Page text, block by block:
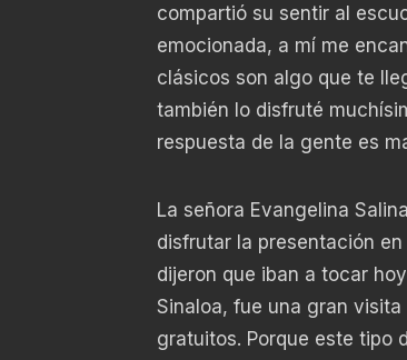
compartió su sentir al
emocionada, a mí me
clásicos son algo que te
también lo disfruté
respuesta de la gente es
La señora Evangelina
disfrutar la presentación
dijeron que iban a tocar
Sinaloa, fue una gran
gratuitos. Porque este tipo